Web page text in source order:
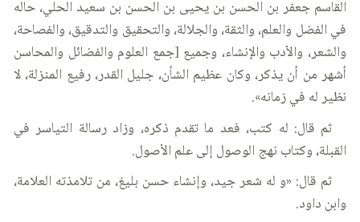
القاسم جعفر بن الحسن بن يحيى بن الحسن بن سعيد الحلي، حاله
في الفضل والعلم، والثقة، والجلالة، والتحقيق والتدقيق، والفصاحة،
والشعر، والأدب والإنشاء، وجميع [جمع العلوم والفضائل والمحاسن
أشهر من أن يذكر، وكان عظيم الشأن، جليل القدر، رفيع المنزلة، لا
نظير له في زمانه».
ثم قال: له كتب، فعد ما تقدم ذكره، وزاد رسالة التياسر في
القبلة، وكتاب نهج الوصول إلى علم الأصول.
ثم قال: «و له شعر جيد، وإنشاء حسن بليغ، من تلامذته العلامة،
وابن داود.